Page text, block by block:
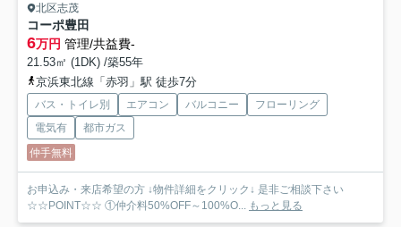
北区志茂
コーポ豊田
6万円 管理/共益費-
21.53㎡ (1DK) /築55年
京浜東北線「赤羽」駅 徒歩7分
バス・トイレ別 エアコン バルコニー
フローリング
電気有
都市ガス
仲手無料
お申込み・来店希望の方 ↓物件詳細をクリック↓ 是非ご相談下さい
☆☆POINT☆☆ ①仲介料50%OFF～100%O...
もっと見る